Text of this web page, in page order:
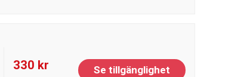
330 kr Se tillgänglighet